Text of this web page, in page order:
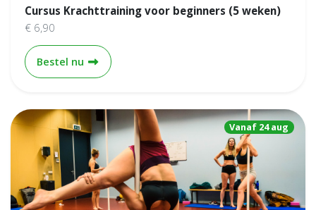
Cursus Krachttraining voor beginners (5 weken)
€ 6,90
Bestel nu Cursus Krachttraining voor beginners (5
Vanaf 24 aug